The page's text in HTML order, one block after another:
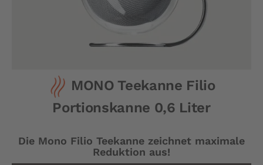
Bildergalerie
MONO Teekanne Filio
Portionskanne 0,6 Liter
Die Mono Filio Teekanne zeichnet maximale
Reduktion aus!